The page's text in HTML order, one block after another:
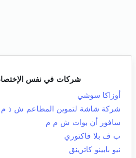
شركات في نفس
أوزاكا سوشي
شركة شاشة لتموين المطاعم ش ذ
سافور أن بوات ش م م
ب ف بلا فاكتوري
نيو بابينو كاترينق